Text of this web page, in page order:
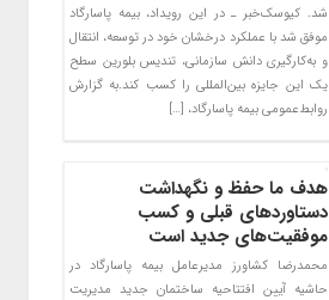
شد. کیوسک‌‌خبر ـ در این رویداد، بیمه پاسارگاد
موفق شد با عملکرد درخشان خود در توسعه، انتقال
و به‌کارگیری دانش سازمانی، تندیس بلورین سطح
یک این جایزه بین‌المللی را کسب کند.به گزارش
روابط‌عمومی بیمه پاسارگاد، […]
هدف ما حفظ و نگهداشت
دستاوردهای قبلی و کسب
موفقیت‌های جدید است
محمدرضا کشاورز مدیرعامل بیمه پاسارگاد در
حاشیه آیین افتتاحیه ساختمان جدید مدیریت